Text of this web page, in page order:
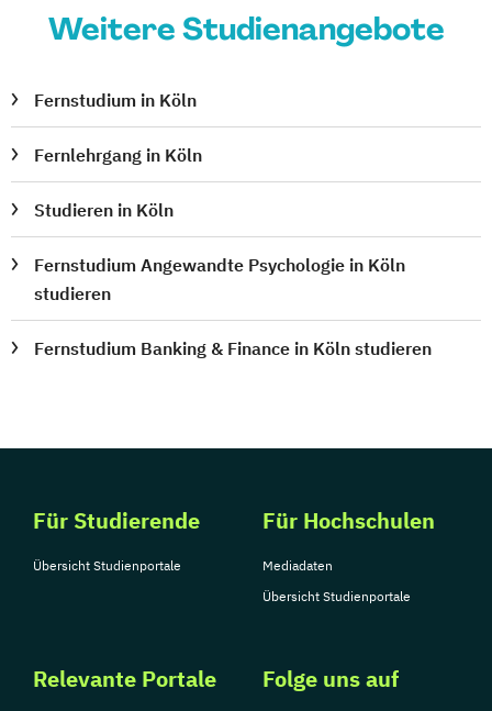
Weitere Studienangebote
Fernstudium in Köln
Fernlehrgang in Köln
Studieren in Köln
Fernstudium Angewandte Psychologie in Köln
studieren
Fernstudium Banking & Finance in Köln studieren
Für Studierende
Übersicht Studienportale
Für Hochschulen
Mediadaten
Übersicht Studienportale
Relevante Portale Folge uns auf